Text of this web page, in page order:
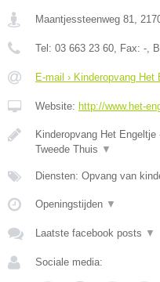
Maantjessteenweg 81,
Tel: 03 663 23 60, Fax: -,
E-mail › Kinderopvang Het
Website: http://www.het-
Kinderopvang Het
Tweede Thuis ▼
Diensten: Opvang van
Openingstijden ▼
Laatste facebook posts ▼
Sociale media: